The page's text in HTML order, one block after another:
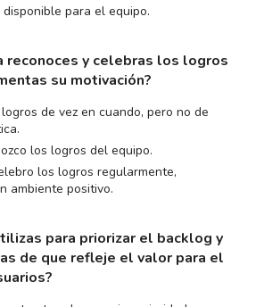
para el equipo.
reconoces y celebras los logros
su motivación?
de vez en cuando, pero no de
los logros del equipo.
los logros regularmente,
ambiente positivo.
para priorizar el backlog y
de que refleje el valor para el